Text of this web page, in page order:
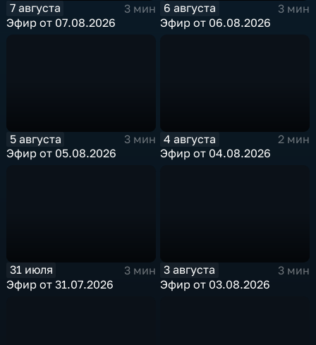
7 августа
3 мин
Эфир от 07.08.2026
6 августа
3 мин
Эфир от 06.08.2026
5 августа
3 мин
Эфир от 05.08.2026
4 августа
2 мин
Эфир от 04.08.2026
31 июля
3 мин
Эфир от 31.07.2026
3 августа
3 мин
Эфир от 03.08.2026